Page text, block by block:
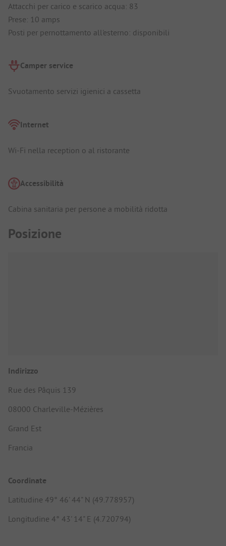
Attacchi per carico e scarico acqua: 83
Prese: 10 amps
Posti per pernottamento all'esterno: disponibili
Camper service
Svuotamento servizi igienici a cassetta
Internet
Wi-Fi nella reception o al ristorante
Accessibilità
Cabina sanitaria per persone a mobilità ridotta
Posizione
Indirizzo
Rue des Pâquis 139
08000 Charleville-Mézières
Grand Est
Francia
Coordinate
Latitudine 49° 46' 44" N (49.778957)
Longitudine 4° 43' 14" E (4.720794)